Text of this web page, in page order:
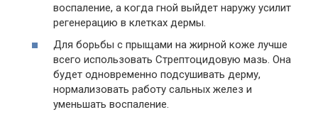
воспаление, а когда гной выйдет наружу усилит
регенерацию в клетках дермы.
Для борьбы с прыщами на жирной коже лучше
всего использовать Стрептоцидовую мазь. Она
будет одновременно подсушивать дерму,
нормализовать работу сальных желез и
уменьшать воспаление.